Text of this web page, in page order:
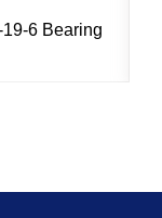
6 Bearing